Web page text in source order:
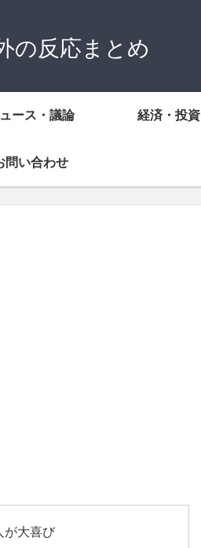
の反応まとめ
ース・議論 経済・投資
問い合わせ
が大喜び